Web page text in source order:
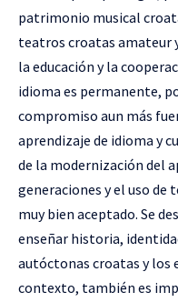
patrimonio musical
teatros croatas amateur
la educación y la
idioma es permanente,
compromiso aun más
aprendizaje de idioma y
de la modernización del
generaciones y el uso de
muy bien aceptado. Se
enseñar historia,
autóctonas croatas y los
contexto, también es